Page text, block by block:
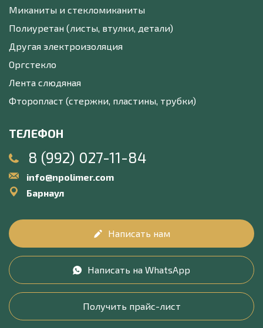
Миканиты и стекломиканиты
Полиуретан (листы, втулки, детали)
Другая электроизоляция
Оргстекло
Лента слюдяная
Фторопласт (стержни, пластины, трубки)
ТЕЛЕФОН
8 (992) 027-11-84
info@npolimer.com
Барнаул
Написать нам
Написать на WhatsApp
Получить прайс-лист